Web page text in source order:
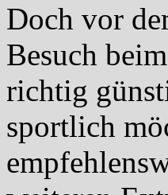
Doch vor
Besuch
richtig
sportlich